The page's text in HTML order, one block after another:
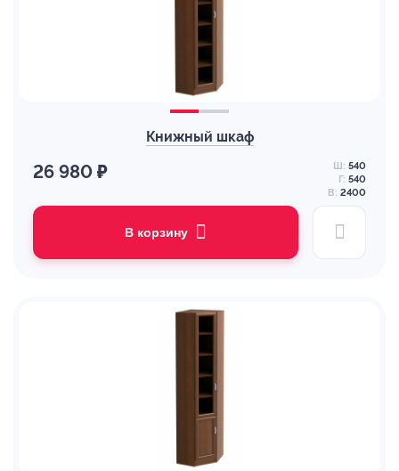
Книжный шкаф
26 980 ₽ Ш: 540
Г: 540
В: 2400
В корзину